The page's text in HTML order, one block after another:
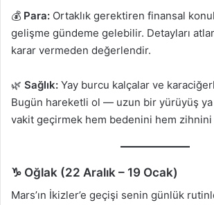
💰 Para: Ortaklık gerektiren finansal
gelişme gündeme gelebilir. Detayları
karar vermeden değerlendir.
🌿 Sağlık: Yay burcu kalçalar ve
Bugün hareketli ol — uzun bir yürüyüş ya
vakit geçirmek hem bedenini hem
♑ Oğlak (22 Aralık – 19 Ocak)
Mars’ın İkizler’e geçişi senin günlük